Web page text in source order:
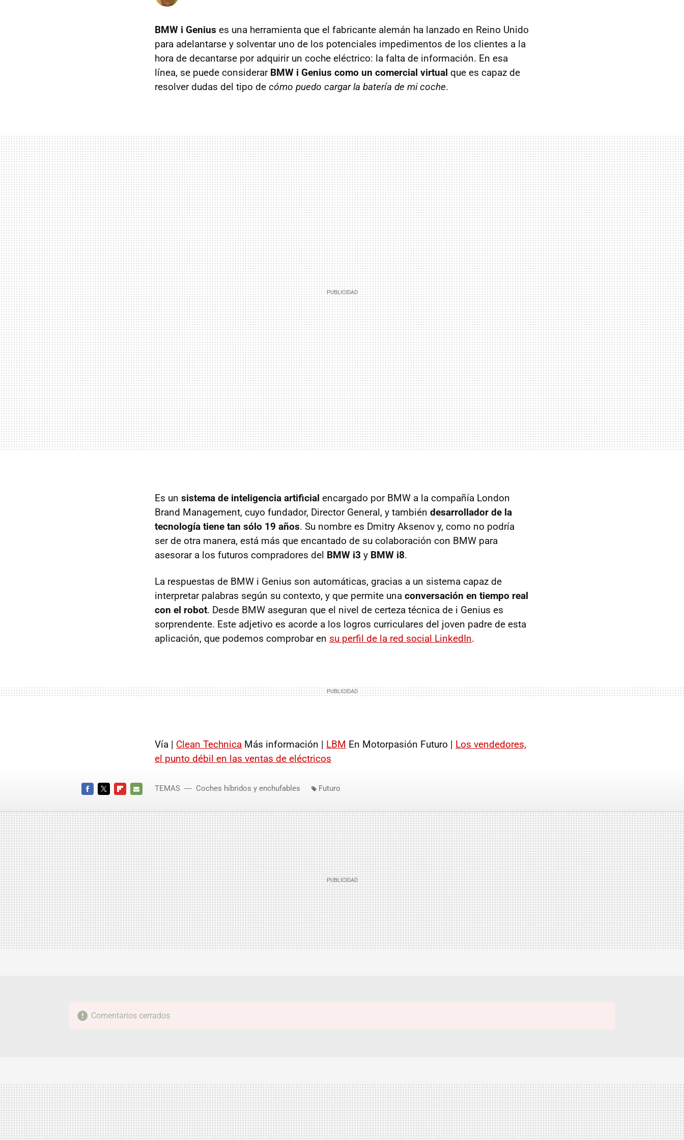
BMW i Genius es una herramienta que el fabricante alemán ha lanzado en Reino Unido
para adelantarse y solventar uno de los potenciales impedimentos de los clientes a la
hora de decantarse por adquirir un coche eléctrico: la falta de información. En esa
línea, se puede considerar BMW i Genius como un comercial virtual que es capaz de
resolver dudas del tipo de cómo puedo cargar la batería de mi coche.
Es un sistema de inteligencia artificial encargado por BMW a la compañía London
Brand Management, cuyo fundador, Director General, y también desarrollador de la
tecnología tiene tan sólo 19 años. Su nombre es Dmitry Aksenov y, como no podría
ser de otra manera, está más que encantado de su colaboración con BMW para
asesorar a los futuros compradores del BMW i3 y BMW i8.
La respuestas de BMW i Genius son automáticas, gracias a un sistema capaz de
interpretar palabras según su contexto, y que permite una conversación en tiempo real
con el robot. Desde BMW aseguran que el nivel de certeza técnica de i Genius es
sorprendente. Este adjetivo es acorde a los logros curriculares del joven padre de esta
aplicación, que podemos comprobar en su perfil de la red social LinkedIn.
Vía | Clean Technica Más información | LBM En Motorpasión Futuro | Los vendedores,
el punto débil en las ventas de eléctricos
MAIL
TEMAS Coches híbridos y enchufables Futuro
Comentarios cerrados